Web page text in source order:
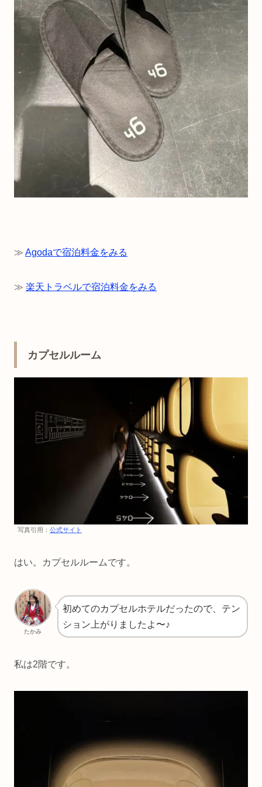
≫ Agodaで宿泊料金をみる
≫ 楽天トラベルで宿泊料金をみる
カプセルルーム
写真引用： 公式サイト
はい。カプセルルームです。
たかみ
初めてのカプセルホテルだったので、テン
ション上がりましたよ〜♪
私は2階です。